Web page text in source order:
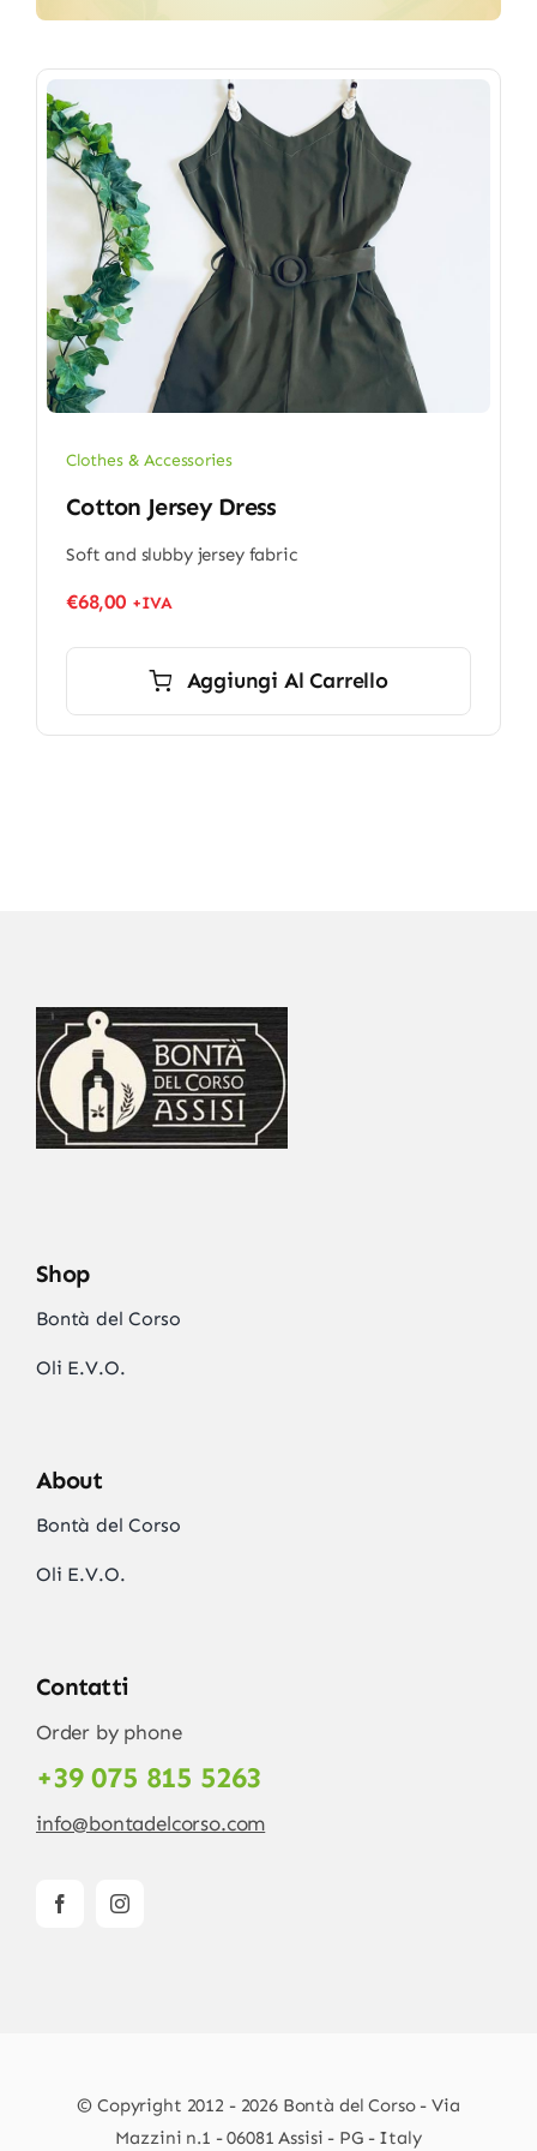
Clothes & Accessories
Cotton Jersey Dress
Soft and slubby jersey fabric
€68,00 +IVA
Aggiungi Al Carrello
Shop
Bontà del Corso
Oli E.V.O.
About
Bontà del Corso
Oli E.V.O.
Contatti
Order by phone
+39 075 815 5263
info@bontadelcorso.com
© Copyright 2012 - 2026 Bontà del Corso - Via
Mazzini n.1 - 06081 Assisi - PG - Italy